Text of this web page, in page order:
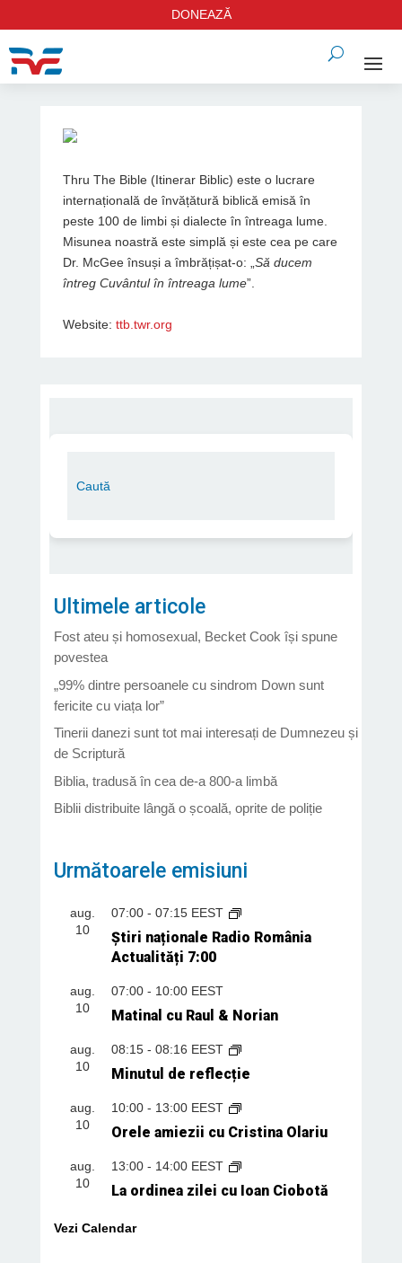
DONEAZĂ
Thru The Bible (Itinerar Biblic) este o lucrare
internațională de învățătură biblică emisă în
peste 100 de limbi și dialecte în întreaga lume.
Misunea noastră este simplă și este cea pe care
Dr. McGee însuși a îmbrățișat-o: „ Să ducem
întreg Cuvântul în întreaga lume”.
Website: ttb.twr.org
Ultimele articole
Fost ateu și homosexual, Becket Cook își spune
povestea
„99% dintre persoanele cu sindrom Down sunt
fericite cu viața lor”
Tinerii danezi sunt tot mai interesați de Dumnezeu și
de Scriptură
Biblia, tradusă în cea de-a 800-a limbă
Biblii distribuite lângă o școală, oprite de poliție
Următoarele emisiuni
aug.
10
07:00- 07:15 EEST
Știri naționale Radio România
Actualități 7:00
aug.
10
07:00- 10:00 EEST
Matinal cu Raul & Norian
aug.
10
08:15- 08:16 EEST
Minutul de reflecție
aug.
10
10:00- 13:00 EEST
Orele amiezii cu Cristina Olariu
aug.
10
13:00- 14:00 EEST
La ordinea zilei cu Ioan Ciobotă
Vezi Calendar